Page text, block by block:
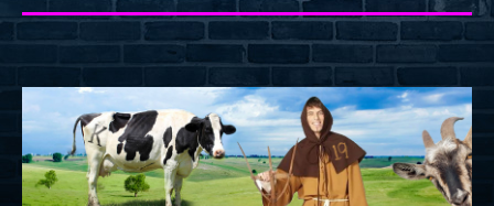
START
ARCHIWUM
KONTAKT
LOGOWANIE